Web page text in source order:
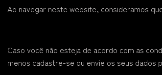
Ao navegar neste website, consideramos
Caso você não esteja de acordo com as
menos cadastre-se ou envie os seus dados